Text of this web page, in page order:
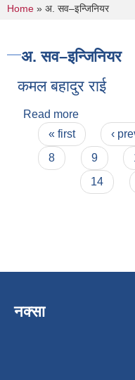
You are here
Home » अ. सव–इन्जिनियर
अ. सव–इन्जिनियर
कमल बहादुर राई
Read more
Pages
« first ‹
8
9
14
नक्सा